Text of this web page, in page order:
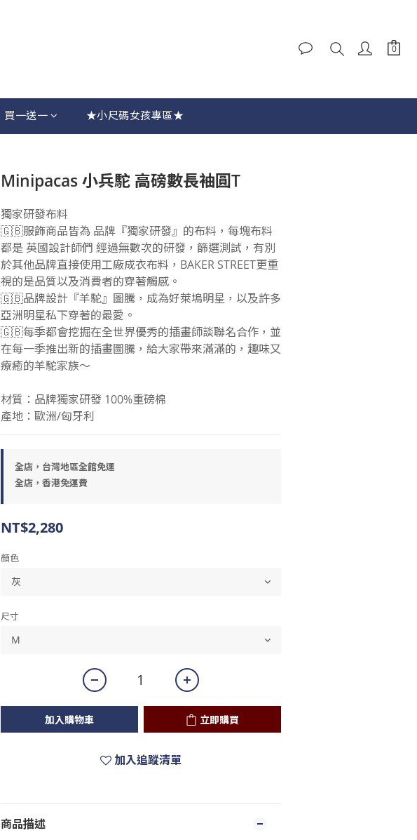
買一送一 ★小尺碼女孩專區★
Minipacas 小兵駝 高磅數長袖圓T
獨家研發布料
🇬🇧服飾商品皆為 品牌『獨家研發』的布料，每塊布料
都是 英國設計師們 經過無數次的研發，篩選測試，有別
於其他品牌直接使用工廠成衣布料，BAKER STREET更重
視的是品質以及消費者的穿著觸感。
🇬🇧品牌設計『羊駝』圖騰，成為好萊塢明星，以及許多
亞洲明星私下穿著的最愛。
🇬🇧每季都會挖掘在全世界優秀的插畫師談聯名合作，並
在每一季推出新的插畫圖騰，給大家帶來滿滿的，趣味又
療癒的羊駝家族～
材質：品牌獨家研發 100%重磅棉
產地：歐洲/匈牙利
全店，台灣地區全館免運
全店，香港免運費
NT$2,280
顏色
尺寸
加入購物車 立即購買
加入追蹤清單
商品描述